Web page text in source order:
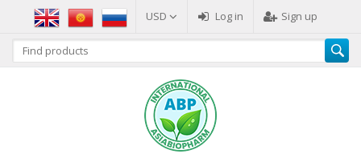
USD Log in Sign up